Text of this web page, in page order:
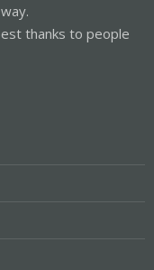
thanks to people